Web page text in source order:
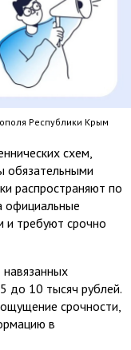
Республики Крым
схем,
обязательными
распространяют по
официальные
и требуют срочно
до 10 тысяч рублей.
срочности,
в